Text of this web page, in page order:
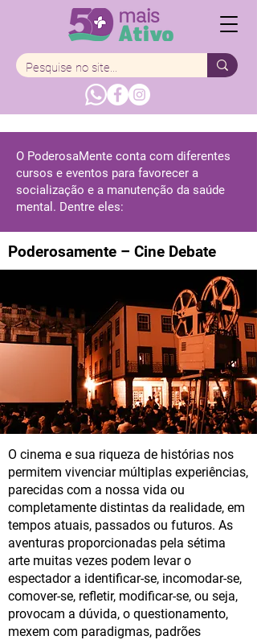
O PoderosaMente conta com diferentes
cursos e eventos para favorecer a
socialização e a manutenção da saúde
mental. Dentre eles:
Poderosamente – Cine Debate
O cinema e sua riqueza de histórias nos
permitem vivenciar múltiplas experiências,
parecidas com a nossa vida ou
completamente distintas da realidade, em
tempos atuais, passados ou futuros. As
aventuras proporcionadas pela sétima
arte muitas vezes podem levar o
espectador a identificar-se, incomodar-se,
comover-se, refletir, modificar-se, ou seja,
provocam a dúvida, o questionamento,
mexem com paradigmas, padrões